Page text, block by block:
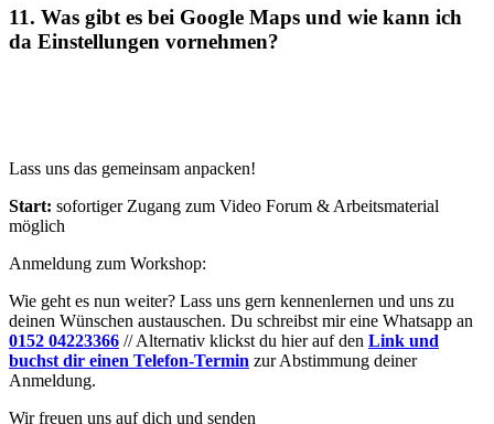
11. Was gibt es bei Google Maps und wie kann ich
da Einstellungen vornehmen?
Lass uns das gemeinsam anpacken!
Start: sofortiger Zugang zum Video Forum & Arbeitsmaterial
möglich
Anmeldung zum Workshop:
Wie geht es nun weiter? Lass uns gern kennenlernen und uns zu
deinen Wünschen austauschen. Du schreibst mir eine Whatsapp an
0152 04223366 // Alternativ klickst du hier auf den Link und
buchst dir einen Telefon-Termin zur Abstimmung deiner
Anmeldung.
Wir freuen uns auf dich und senden